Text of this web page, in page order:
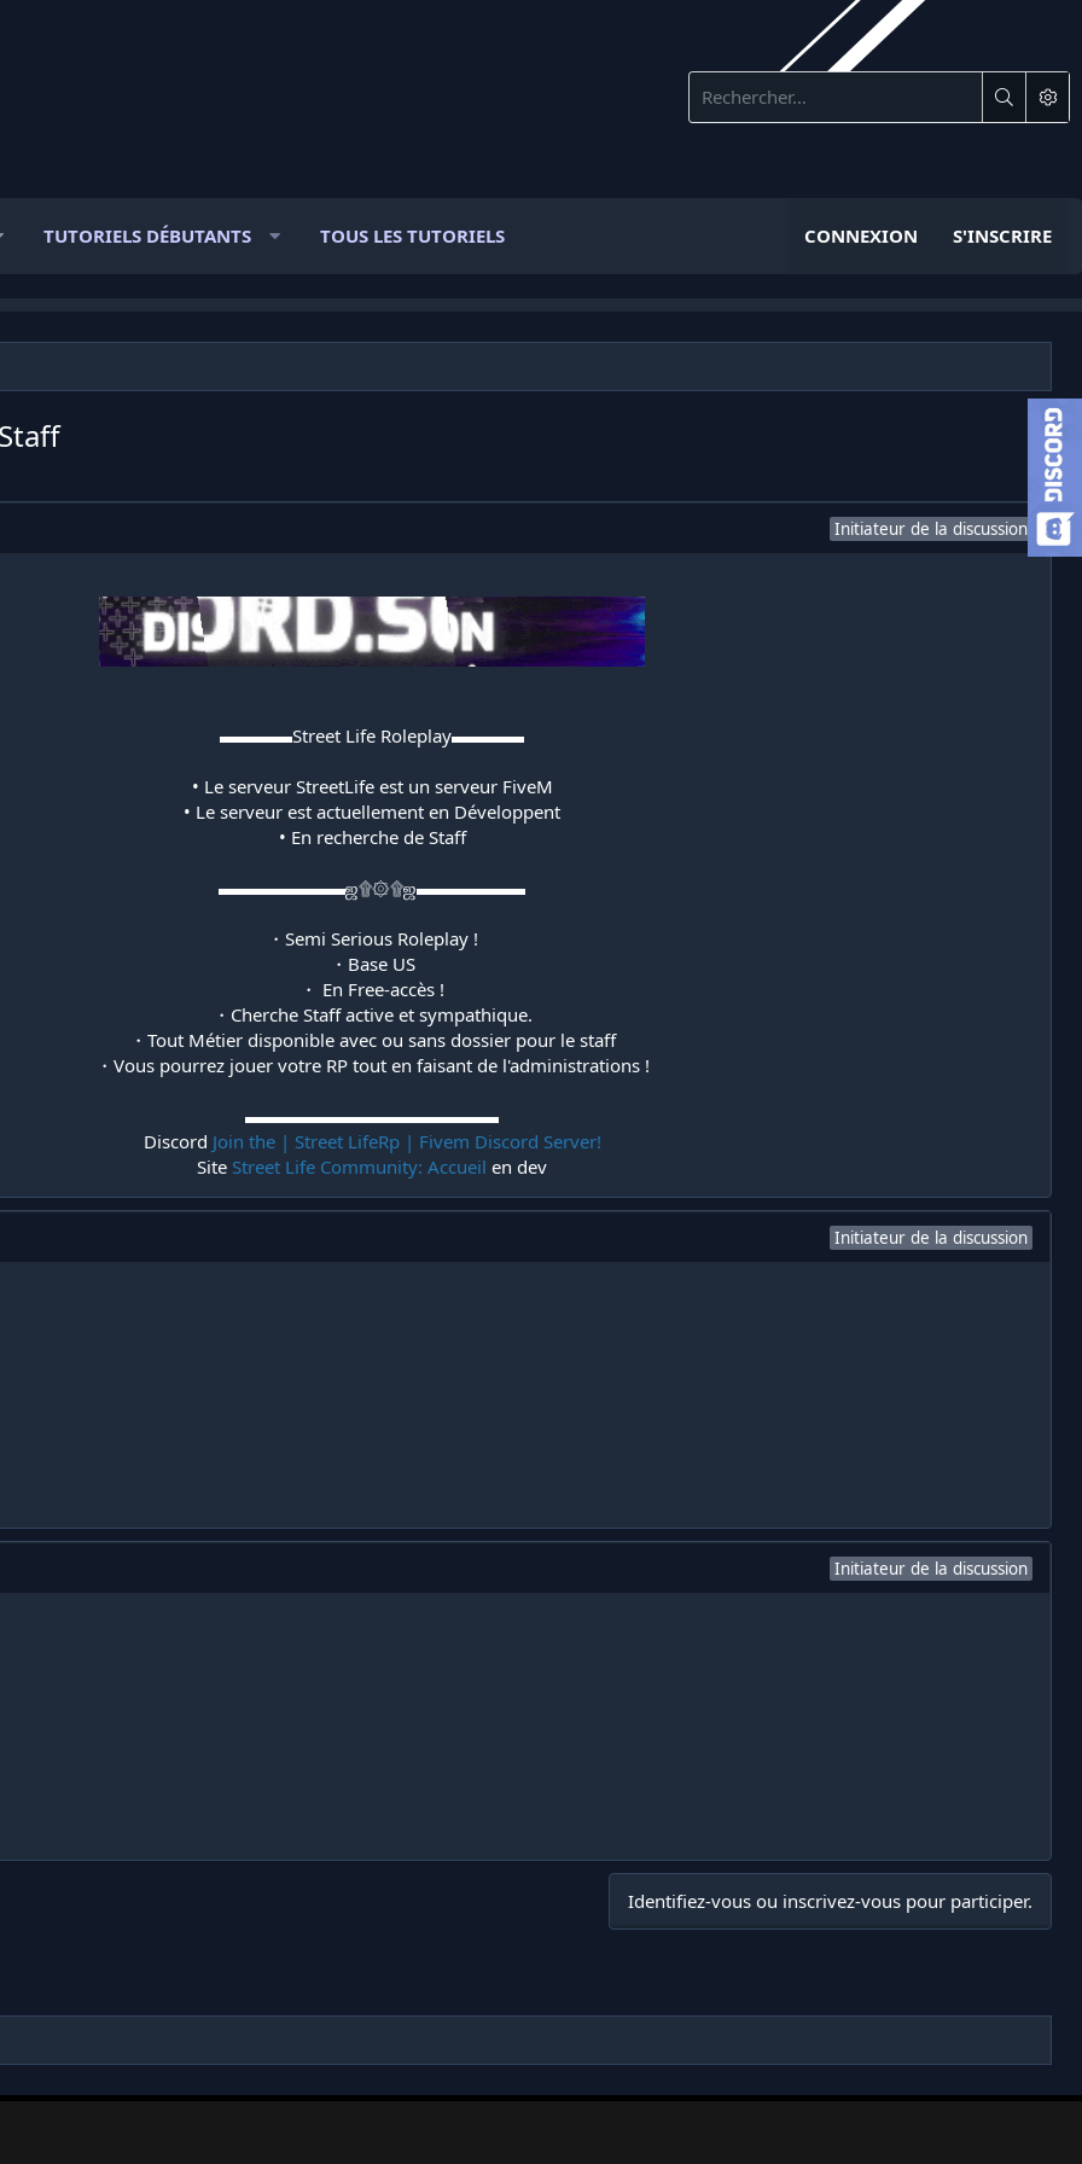
TUTORIELS DÉBUTANTS TOUS LES TUTORIELS CONNEXION S'INSCRIRE
Initiateur de la discussion
▬▬▬▬Street Life Roleplay▬▬▬▬
• Le serveur StreetLife est un serveur FiveM
• Le serveur est actuellement en Développent
• En recherche de Staff
▬▬▬▬▬▬▬ஜ۩۞۩ஜ▬▬▬▬▬▬
・Semi Serious Roleplay !
・Base US
・ En Free-accès !
・Cherche Staff active et sympathique.
・Tout Métier disponible avec ou sans dossier pour le staff
・Vous pourrez jouer votre RP tout en faisant de l'administrations !
▬▬▬▬▬▬▬▬▬▬▬▬▬▬
Discord Join the | Street LifeRp | Fivem Discord Server!
Site Street Life Community: Accueil en dev​
Initiateur de la discussion
Initiateur de la discussion
Identifiez-vous ou inscrivez-vous pour participer.